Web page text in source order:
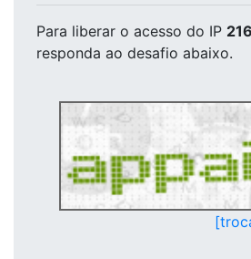
Para liberar o acesso do IP
responda ao desafio abaixo.